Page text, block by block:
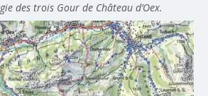
des trois Gour de Château d’Oex.